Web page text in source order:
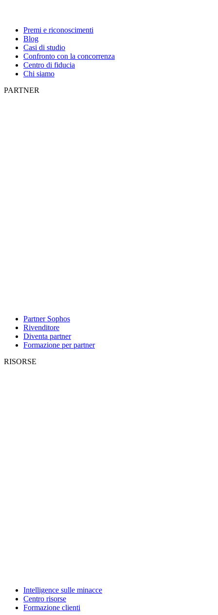
Premi e riconoscimenti
Blog
Casi di studio
Confronto con la concorrenza
Centro di fiducia
Chi siamo
PARTNER
Partner Sophos
Rivenditore
Diventa partner
Formazione per partner
RISORSE
Intelligence sulle minacce
Centro risorse
Formazione clienti